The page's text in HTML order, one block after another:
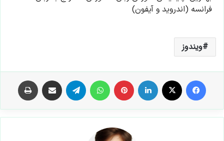
ویندوز
فیس بوک لینکدین ‫پین‌ترست تلگرام اشتراک گذاری از طریق ایمیل